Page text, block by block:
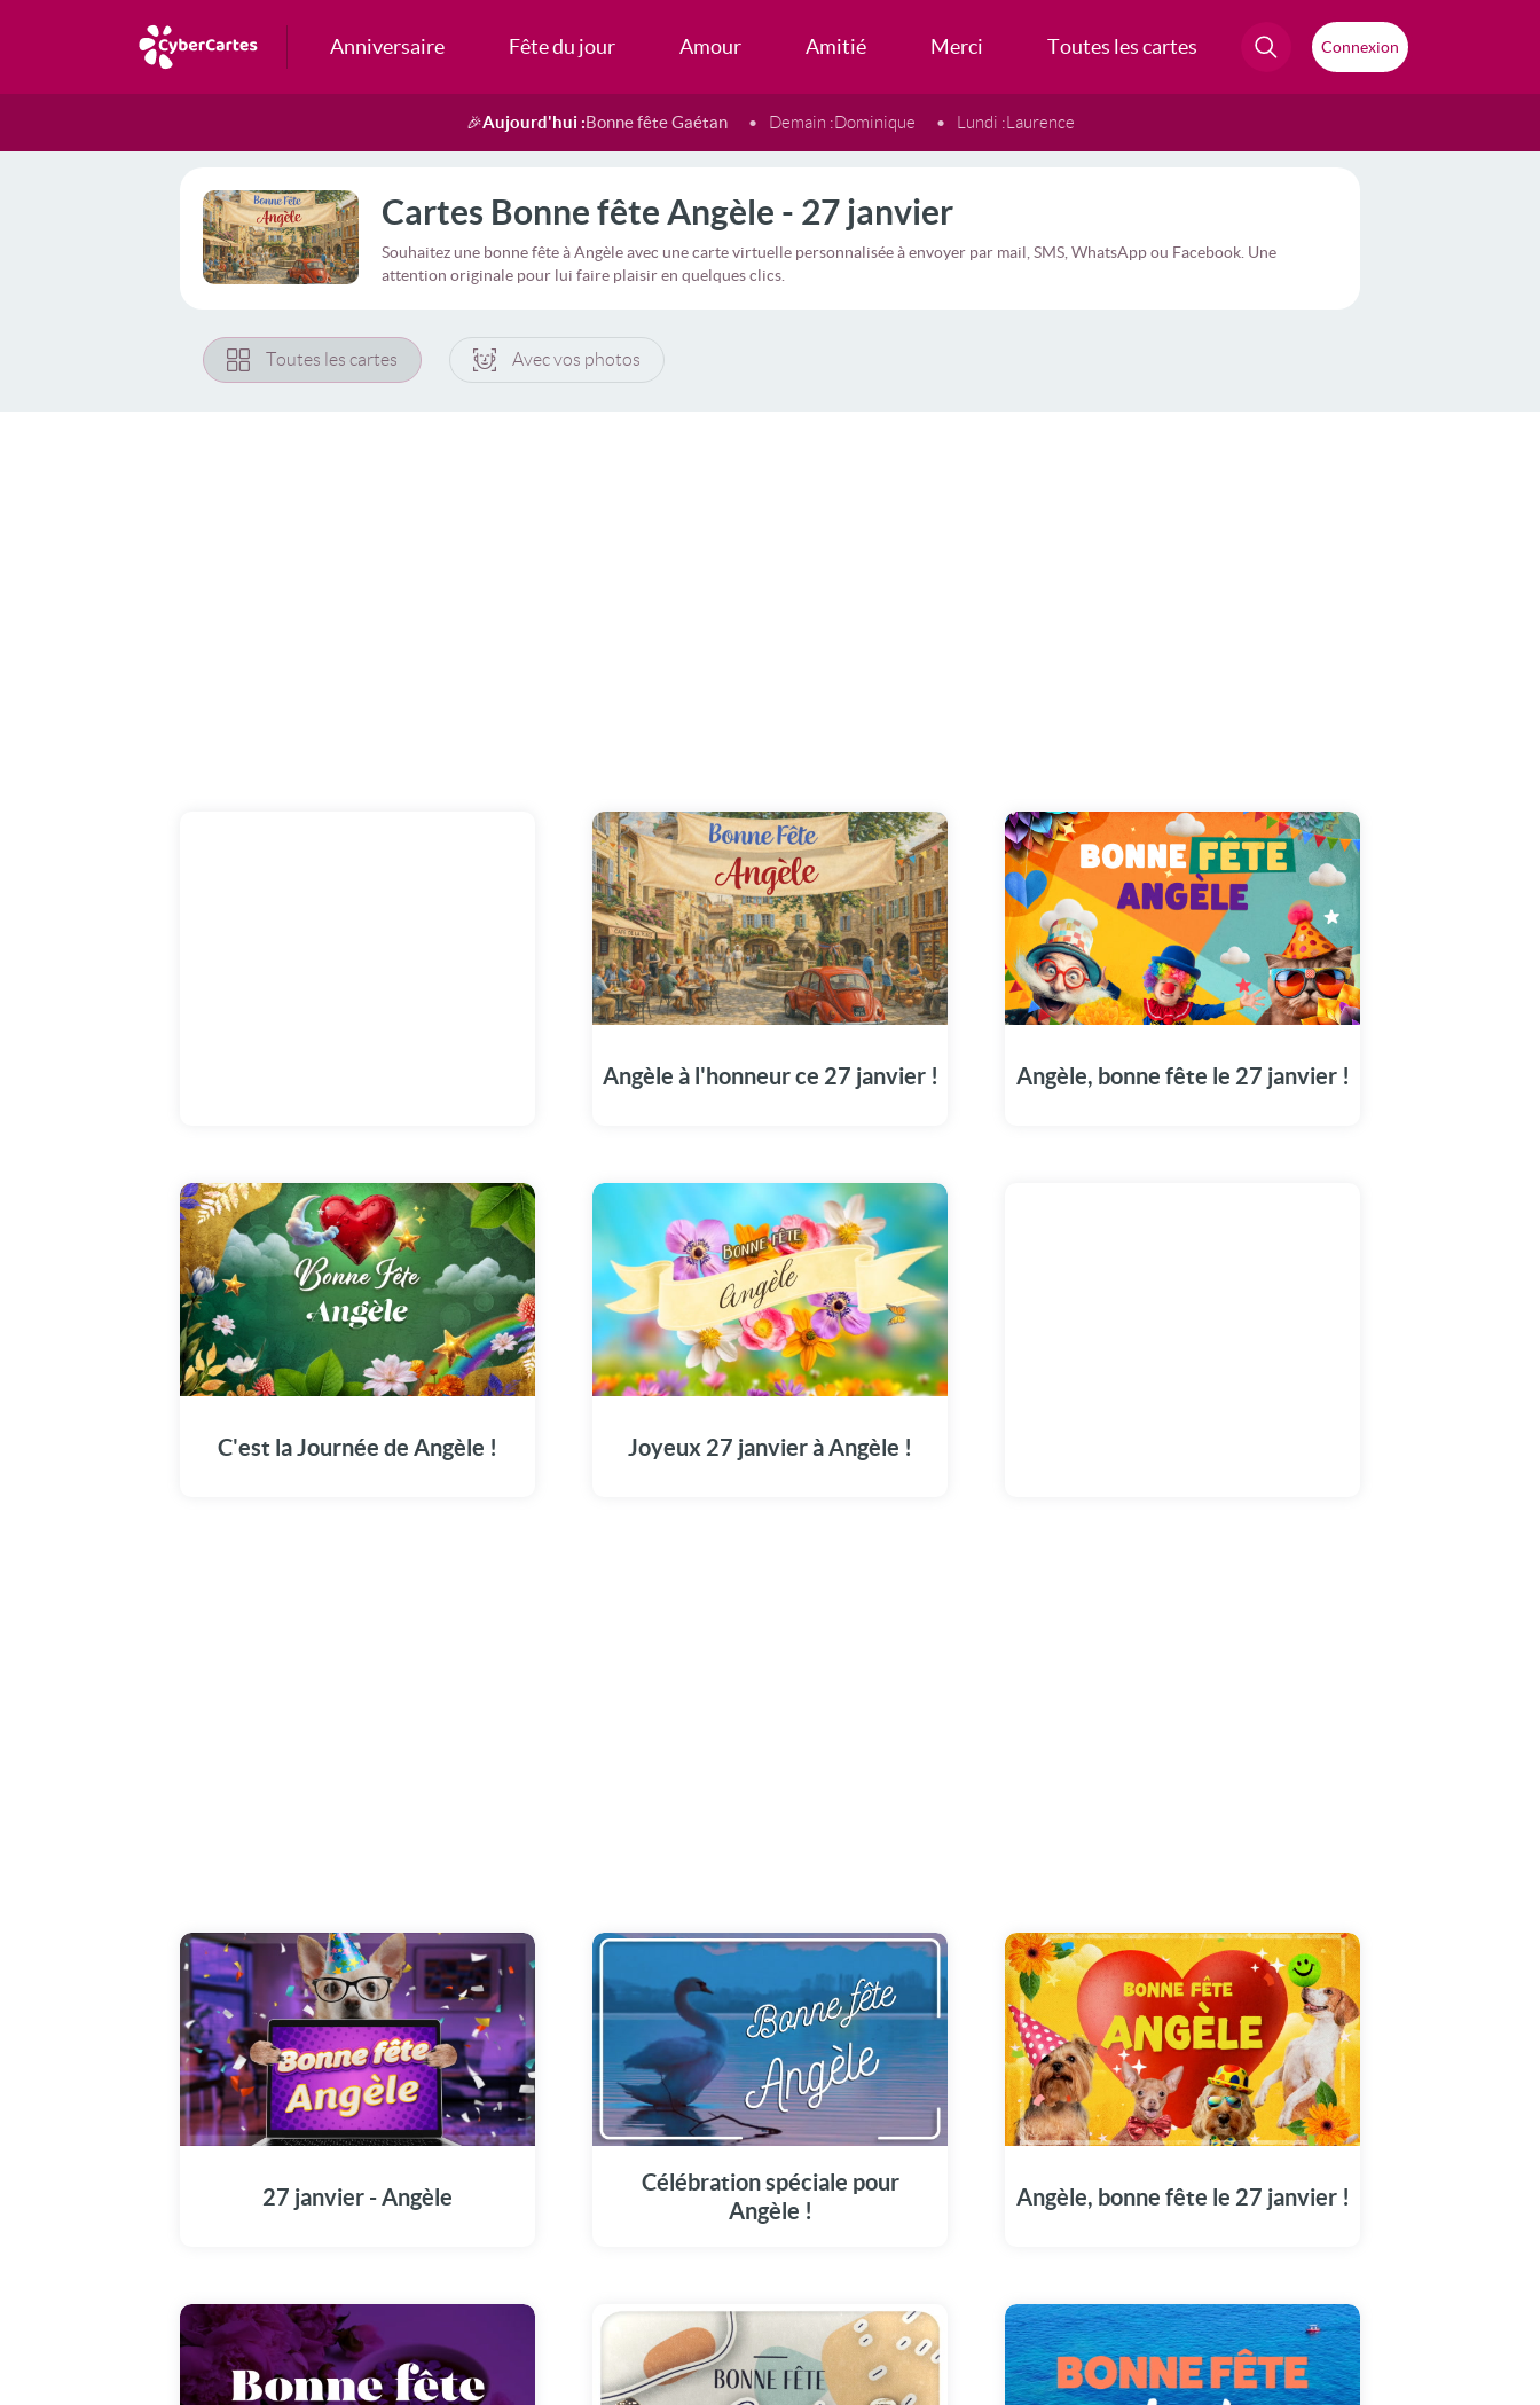
Anniversaire Fête du jour Amour Amitié Merci Toutes les cartes Connexion
🎉Aujourd'hui :Bonne fête Gaétan Demain :Dominique Lundi :Laurence
Cartes Bonne fête Angèle - 27 janvier
Souhaitez une bonne fête à Angèle avec une carte virtuelle personnalisée à envoyer par mail, SMS, WhatsApp ou Facebook. Une
attention originale pour lui faire plaisir en quelques clics.
Toutes les cartes Avec vos photos
Angèle à l'honneur ce 27 janvier !
Le 27 janvier, joignez-vous à la fête en
Angèle, bonne fête le 27 janvier !
Une carte vidéo unique pour célébrer Angèle
C'est la Journée de Angèle !
Offrez à Angèle cette vidéo émotion pour
Joyeux 27 janvier à Angèle !
Partagez les festivités du 27 janvier en
27 janvier - Angèle
Sublimez le 27 janvier de Angèle avec notre
Célébration spéciale pour
Angèle !
Sublimez le 27 janvier de Angèle avec notre
Angèle, bonne fête le 27 janvier !
Illuminez la journée de Angèle avec notre